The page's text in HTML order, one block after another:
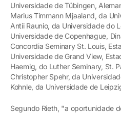
Universidade de Tübingen,
Marius Timmann Mjaaland, da
Antii Raunio, da Universidade do
Universidade de Copenhague,
Concordia Seminary St. Louis,
Universidade de Grand View,
Haemig, do Luther Seminary, St.
Christopher Spehr, da
Kohnle, da Universidade de
Segundo Rieth, "a oportunidade